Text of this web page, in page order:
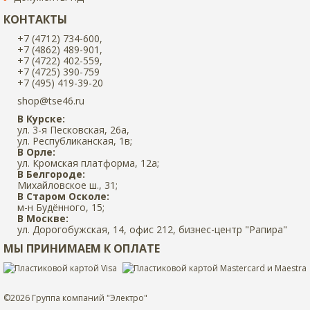
КОНТАКТЫ
+7 (4712) 734-600,
+7 (4862) 489-901,
+7 (4722) 402-559,
+7 (4725) 390-759
+7 (495) 419-39-20
shop@tse46.ru
В Курске:
ул. 3-я Песковская, 26а,
ул. Республиканская, 1в;
В Орле:
ул. Кромская платформа, 12а;
В Белгороде:
Михайловское ш., 31;
В Старом Осколе:
м-н Будённого, 15;
В Москве:
ул. Дорогобужская, 14, офис 212, бизнес-центр "Рапира"
МЫ ПРИНИМАЕМ К ОПЛАТЕ
©2026 Группа компаний "Электро"